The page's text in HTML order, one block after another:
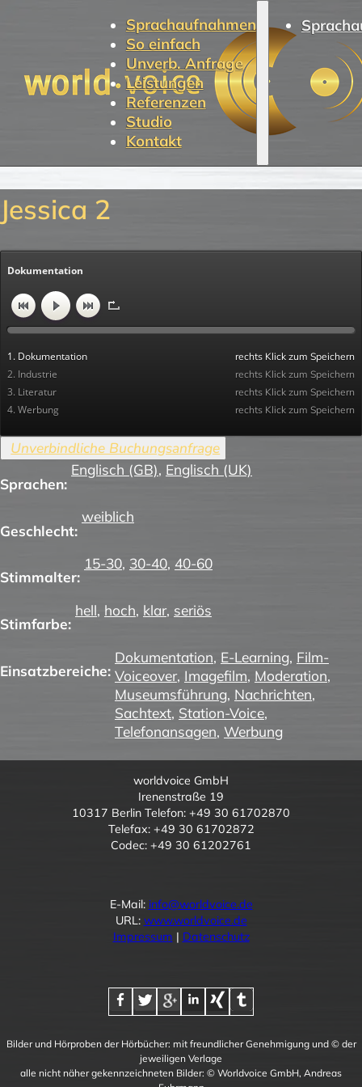
Sprachaufnahmen
So einfach
Unverb. Anfrage
Leistungen
Referenzen
Studio
Kontakt
Jessica 2
Dokumentation
1. Dokumentation rechts Klick zum Speichern
2. Industrie rechts Klick zum Speichern
3. Literatur rechts Klick zum Speichern
4. Werbung rechts Klick zum Speichern
Sprachen:
Englisch (GB), Englisch (UK)
Geschlecht:
weiblich
Stimmalter:
15-30, 30-40, 40-60
Stimfarbe:
hell, hoch, klar, seriös
Einsatzbereiche:
Dokumentation, E-Learning, Film-
Voiceover, Imagefilm, Moderation,
Museumsführung, Nachrichten,
Sachtext, Station-Voice,
Telefonansagen, Werbung
worldvoice GmbH
Irenenstraße 19
10317 Berlin Telefon: +49 30 61702870
Telefax: +49 30 61702872
Codec: +49 30 61202761
E-Mail: info@worldvoice.de
URL: www.worldvoice.de
Impressum | Datenschutz
Bilder und Hörproben der Hörbücher: mit freundlicher Genehmigung und © der
jeweiligen Verlage
alle nicht näher gekennzeichneten Bilder: © Worldvoice GmbH, Andreas